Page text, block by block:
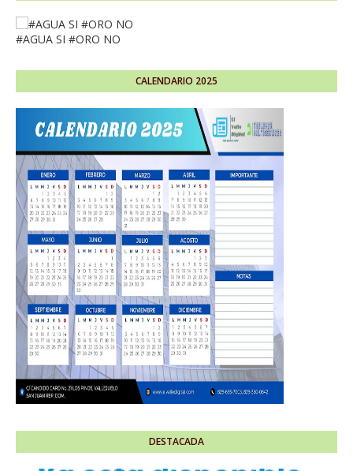
#AGUA SI #ORO NO
CALENDARIO 2025
DESTACADA